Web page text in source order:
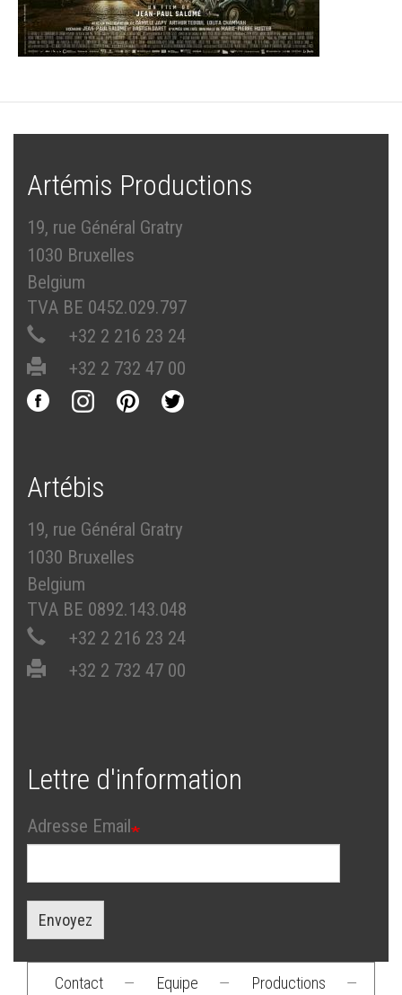
Artémis Productions
19, rue Général Gratry
1030 Bruxelles
Belgium
TVA BE 0452.029.797
+32 2 216 23 24
+32 2 732 47 00
Artébis
19, rue Général Gratry
1030 Bruxelles
Belgium
TVA BE 0892.143.048
+32 2 216 23 24
+32 2 732 47 00
Lettre d'information
Adresse Email
Envoyez
Contact — Equipe — Productions —